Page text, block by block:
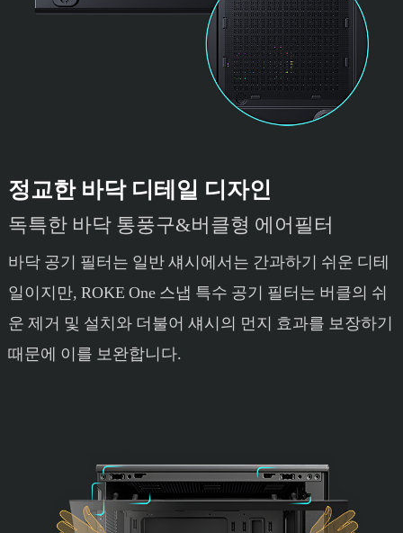
정교한 바닥 디테일 디자인
독특한 바닥 통풍구&버클형 에어필터
바닥 공기 필터는 일반 섀시에서는 간과하기 쉬운 디테
일이지만, ROKE One 스냅 특수 공기 필터는 버클의 쉬
운 제거 및 설치와 더불어 섀시의 먼지 효과를 보장하기
때문에 이를 보완합니다.